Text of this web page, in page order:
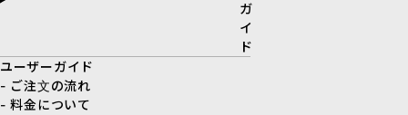
ガ
イ
ド
ユーザーガイド
- ご注文の流れ
- 料金について